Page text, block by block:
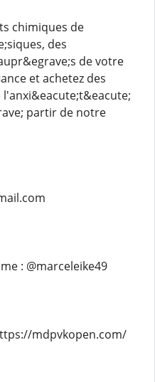
chimiques de
des
de votre
et achetez des
partir de notre
: @marceleike49
mdpvkopen.com/